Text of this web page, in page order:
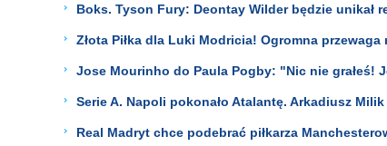
Boks. Tyson Fury: Deontay Wilder będzie unikał
Złota Piłka dla Luki Modricia! Ogromna
Jose Mourinho do Paula Pogby: "Nic nie grałeś!
Serie A. Napoli pokonało Atalantę. Arkadiusz
Real Madryt chce podebrać piłkarza